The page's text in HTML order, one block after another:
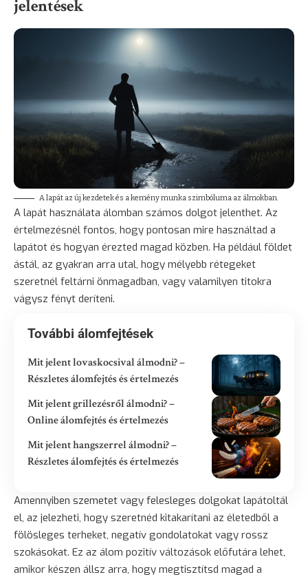
jelentések
A lapát az új kezdetek és a kemény munka szimbóluma az álmokban.
A lapát használata álomban számos dolgot jelenthet. Az
értelmezésnél fontos, hogy pontosan mire használtad a
lapátot és hogyan érezted magad közben. Ha például földet
ástál, az gyakran arra utal, hogy mélyebb rétegeket
szeretnél feltárni önmagadban, vagy valamilyen titokra
vágysz fényt deríteni.
További álomfejtések
Mit jelent lovaskocsival álmodni? –
Részletes álomfejtés és értelmezés
Mit jelent grillezésről álmodni? –
Online álomfejtés és értelmezés
Mit jelent hangszerrel álmodni? –
Részletes álomfejtés és értelmezés
Amennyiben szemetet vagy felesleges dolgokat lapátoltál
el, az jelezheti, hogy szeretnéd kitakarítani az életedből a
fölösleges terheket, negatív gondolatokat vagy rossz
szokásokat. Ez az álom pozitív változások előfutára lehet,
amikor készen állsz arra, hogy megtisztítsd magad a